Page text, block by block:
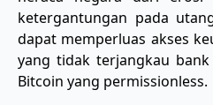
ketergantungan pada
dapat memperluas akses
yang tidak terjangkau
Bitcoin yang permissionless.